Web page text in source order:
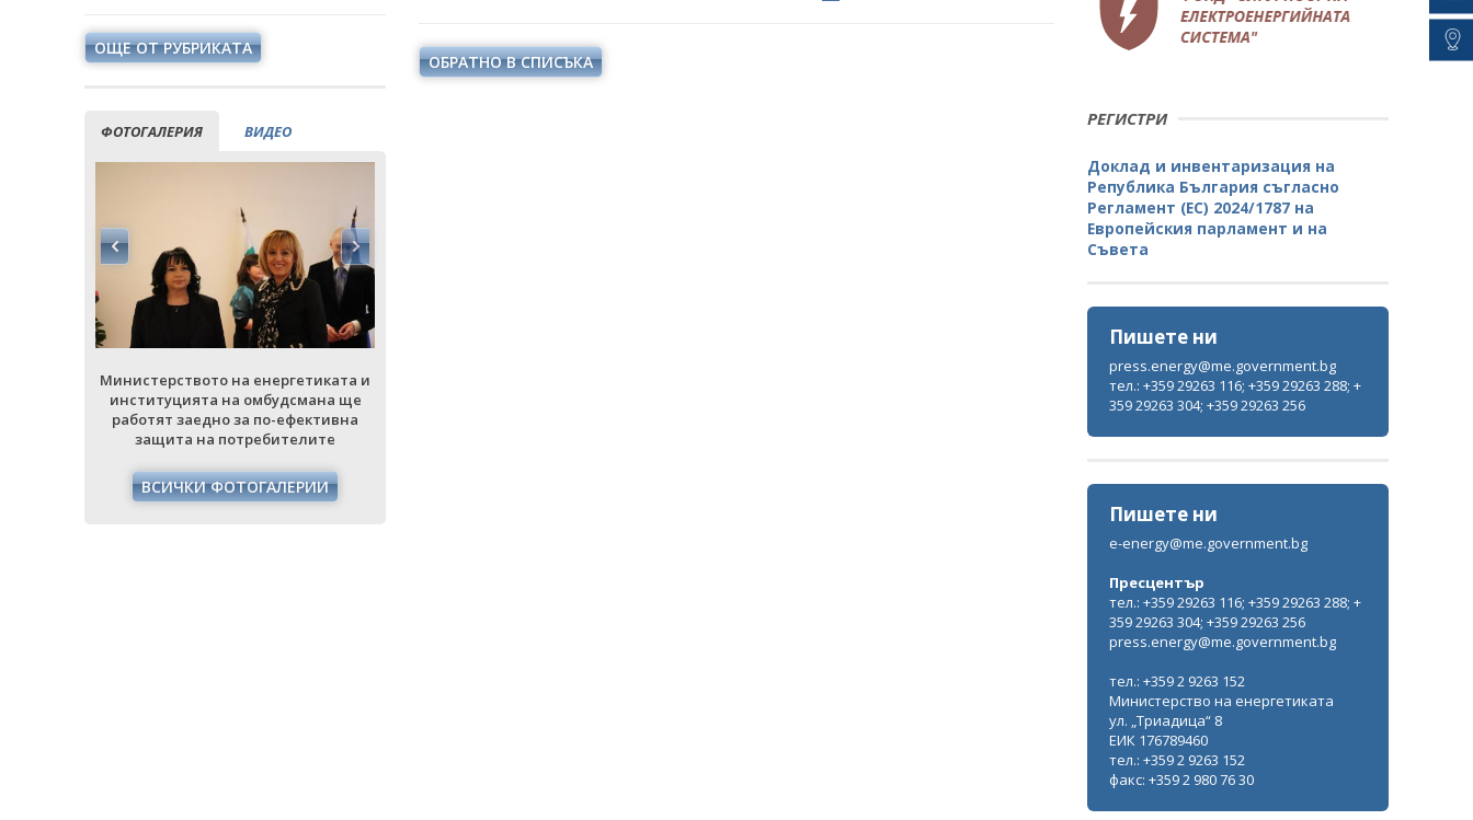
ОЩЕ ОТ РУБРИКАТА
ФОТОГАЛЕРИЯ ВИДЕО
Министерството на енергетиката и
институцията на омбудсмана ще
работят заедно за по-ефективна
защита на потребителите
ВСИЧКИ ФОТОГАЛЕРИИ
Министерството на енергетиката и
институцията на омбудсмана ще
работят заедно за по-ефективна
защита на потребителите
ВСИЧКИ ФОТОГАЛЕРИИ
ОБРАТНО В СПИСЪКА
РЕГИСТРИ
Доклад и инвентаризация на
Република България съгласно
Регламент (ЕС) 2024/1787 на
Европейския парламент и на
Съвета
Пишете ни
press.energy@me.government.bg
тел.: +359 29263 116; +359 29263 288; +
359 29263 304; +359 29263 256
Пишете ни
e-energy@me.government.bg
Пресцентър
тел.: +359 29263 116; +359 29263 288; +
359 29263 304; +359 29263 256
press.energy@me.government.bg
тел.: +359 2 9263 152
Министерство на енергетиката
ул. „Триадица“ 8
ЕИК 176789460
тел.: +359 2 9263 152
факс: +359 2 980 76 30